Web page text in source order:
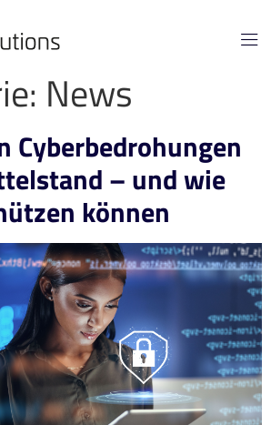
News
Cyberbedrohungen
– und wie
können